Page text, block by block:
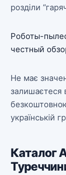
розділи
Роботы-
честный
Не має
залишаєтеся
українській
Каталог